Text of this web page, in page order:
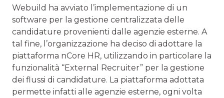
Webuild ha avviato l’implementazione di un
software per la gestione centralizzata delle
candidature provenienti dalle agenzie esterne. A
tal fine, l’organizzazione ha deciso di adottare la
piattaforma nCore HR, utilizzando in particolare la
funzionalità “External Recruiter” per la gestione
dei flussi di candidature. La piattaforma adottata
permette infatti alle agenzie esterne, ogni volta